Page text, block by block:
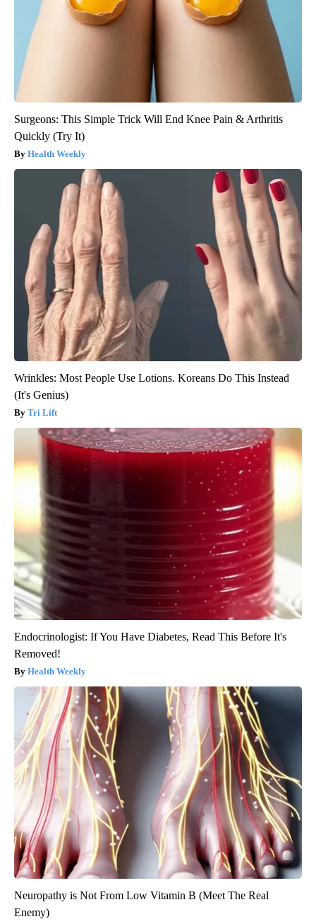
Surgeons: This Simple Trick Will End Knee Pain & Arthritis
Quickly (Try It)
Health Weekly
Wrinkles: Most People Use Lotions. Koreans Do This Instead
(It's Genius)
Tri Lift
Endocrinologist: If You Have Diabetes, Read This Before It's
Removed!
Health Weekly
Neuropathy is Not From Low Vitamin B (Meet The Real
Enemy)